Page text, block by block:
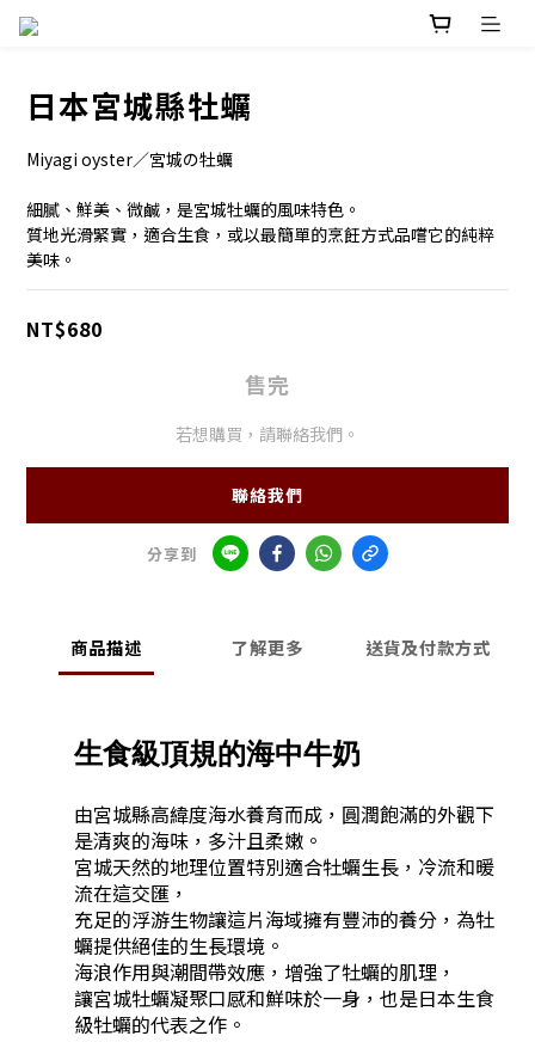
日本宮城縣牡蠣
Miyagi oyster／宮城の牡蠣
細膩、鮮美、微鹹，是宮城牡蠣的風味特色。
質地光滑緊實，適合生食，或以最簡單的烹飪方式品嚐它的純粹
美味。
NT$680
售完
若想購買，請聯絡我們。
聯絡我們
分享到
商品描述 了解更多 送貨及付款方式
生食級頂規的海中牛奶
由宮城縣高緯度海水養育而成，圓潤飽滿的外觀下
是清爽的海味，多汁且柔嫩。
宮城天然的地理位置特別適合牡蠣生長，冷流和暖
流在這交匯，
充足的浮游生物讓這片海域擁有豐沛的養分，為牡
蠣提供絕佳的生長環境。
海浪作用與潮間帶效應，增強了牡蠣的肌理，
讓宮城牡蠣凝聚口感和鮮味於一身，也是日本生食
級牡蠣的代表之作。